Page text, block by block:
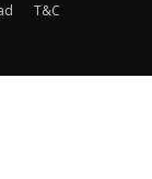
T&C